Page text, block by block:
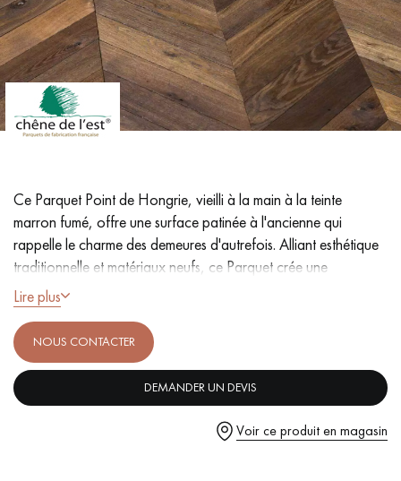
PARQUET VIEILLI PARQUET EN CHÊNE FUMÉ
PARQUET LAMES LARGES XXL PARQUET EN CHÊNE
ACCESSOIRES PARQUET
D'INTÉRIEUR
Nos conseillers sont disponibles au
09-8899140
VOUS AVEZ UN PROJET ?
Nos experts sont à votre disposition pour vous guider pas à
pas dans le choix et la pose de votre parquet.
Ce Parquet Point de Hongrie, vieilli à la main à la teinte
marron fumé, offre une surface patinée à l'ancienne qui
rappelle le charme des demeures d'autrefois. Alliant esthétique
traditionnelle et matériaux neufs, ce Parquet crée une
ambiance réconfortante.
- Fabrication artisanale française, savoir-faire unique, finitions
incomparables
- Lames Largeur 9 cm, angle 45°, Longueur 70 cm
- Fumé, Oxydé, Huile cire naturelle
Lire plus
NOUS CONTACTER
DEMANDER UN DEVIS
Voir ce produit en magasin